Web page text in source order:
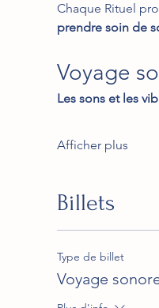
Chaque Rituel
prendre soin de
Voyage
Les sons et les
Afficher plus
Billets
Type de billet
Voyage